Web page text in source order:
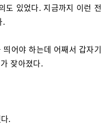
도 있었다. 지금까지 이런 전
.
어야 하는데 어째서 갑자기
잦아졌다.
.